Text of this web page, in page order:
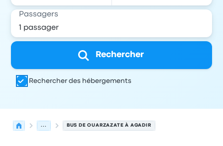
Passagers
Rechercher
Rechercher des hébergements
... BUS DE OUARZAZATE À AGADIR